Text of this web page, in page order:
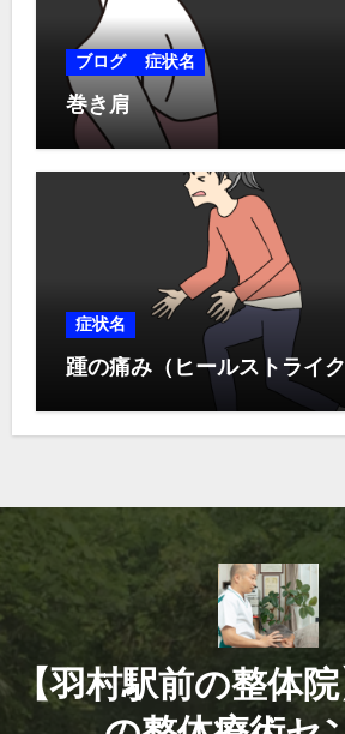
ブログ 症状名
巻き肩
症状名
踵の痛み（ヒールストライク
【羽村駅前の整体